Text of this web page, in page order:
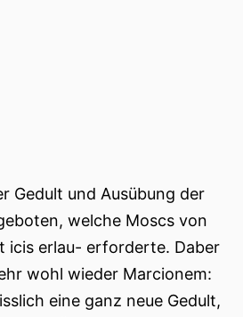
Gedult und Ausübung der
welche Moscs von
icis erlau- erforderte. Daber
wohl wieder Marcionem:
eine ganz neue Gedult,